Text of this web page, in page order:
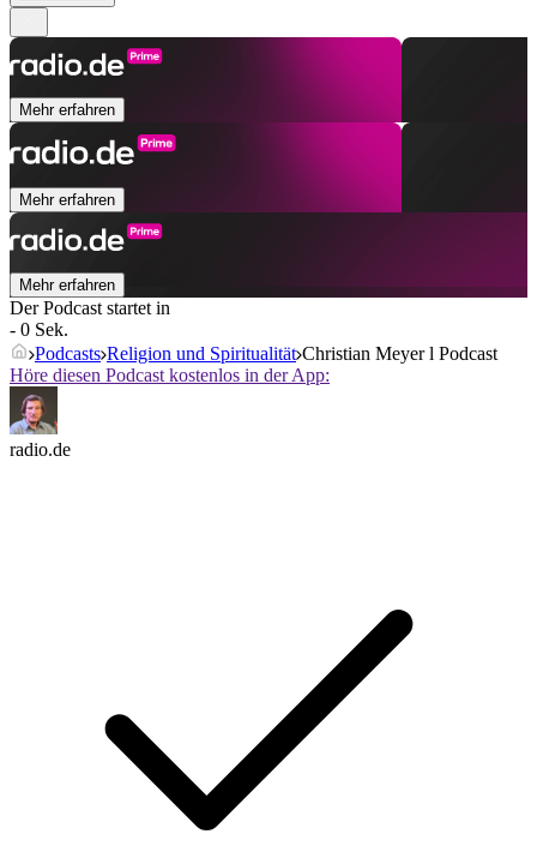
Mehr erfahren
Mehr erfahren
Mehr erfahren
Der Podcast startet in
- 0 Sek.
Podcasts Religion und Spiritualität Christian Meyer l Podcast
Höre diesen Podcast kostenlos in der App:
radio.de